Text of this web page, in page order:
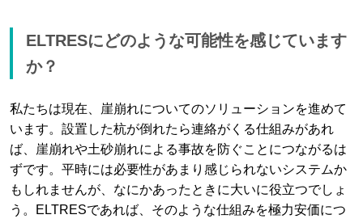
ELTRESにどのような可能性を感じています
か？
私たちは現在、崖崩れについてのソリューションを進めて
います。設置した杭が倒れたら連絡がくる仕組みがあれ
ば、崖崩れや土砂崩れによる事故を防ぐことにつながるは
ずです。平時には必要性があまり感じられないシステムか
もしれませんが、なにかあったときに大いに役立つでしょ
う。ELTRESであれば、そのような仕組みを極力安価につ